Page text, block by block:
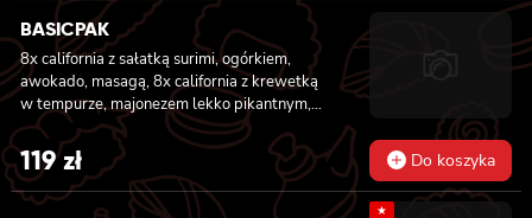
BASICPAK
8x california z sałatką surimi, ogórkiem,
awokado, masagą, 8x california z krewetką
w tempurze, majonezem lekko pikantnym,
ogórkiem, sezamem i masago, 6x futomaki z
tuńczykiem, majonezem lekko pikantnym,
awokado, ogórkiem i sałatą, 6x futomaki z
pieczonym łososiem, ogórkiem, majonezem
119zł Do koszyka
★